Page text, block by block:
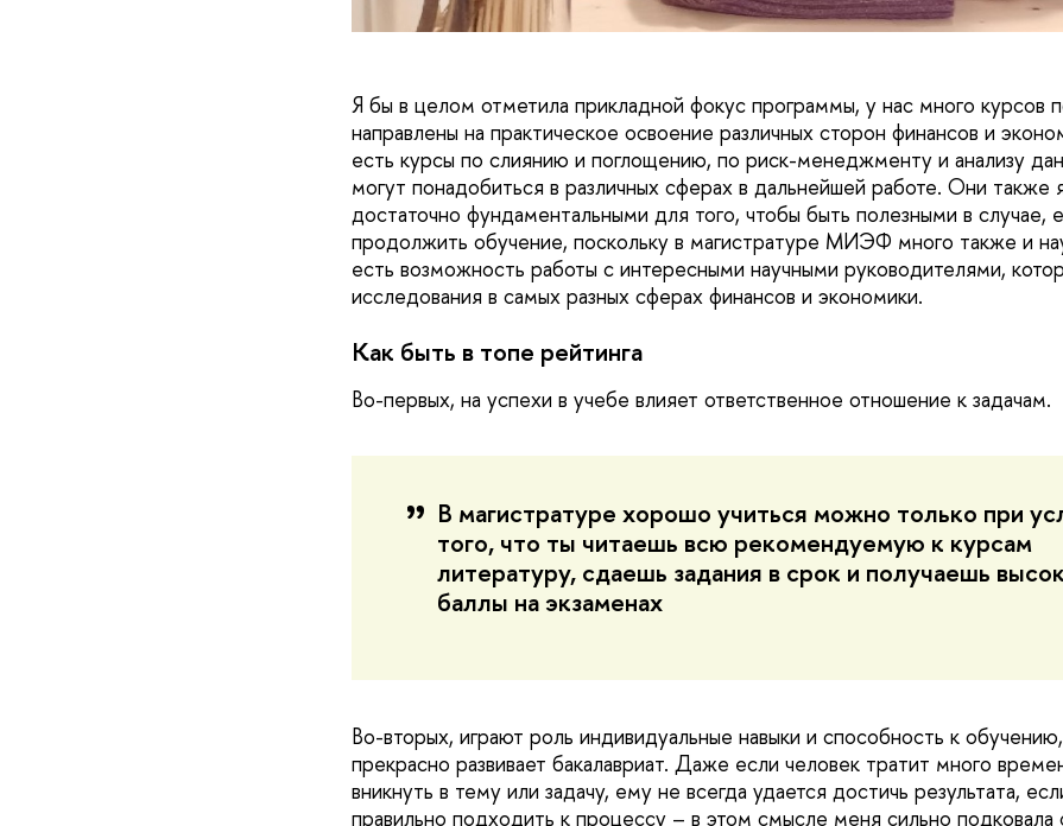
Я бы в целом отметила прикладной фокус программы, у нас много курсов
направлены на практическое освоение различных сторон финансов и
есть курсы по слиянию и поглощению, по риск-менеджменту и анализу
могут понадобиться в различных сферах в дальнейшей работе. Они также
достаточно фундаментальными для того, чтобы быть полезными в случае,
продолжить обучение, поскольку в магистратуре МИЭФ много также и
есть возможность работы с интересными научными руководителями,
исследования в самых разных сферах финансов и экономики.
Как быть в топе рейтинга
Во-первых, на успехи в учебе влияет ответственное отношение к задачам.
В магистратуре хорошо учиться можно только при
того, что ты читаешь всю рекомендуемую к курсам
литературу, сдаешь задания в срок и получаешь
баллы на экзаменах
Во-вторых, играют роль индивидуальные навыки и способность к
прекрасно развивает бакалавриат. Даже если человек тратит много
вникнуть в тему или задачу, ему не всегда удается достичь результата,
правильно подходить к процессу – в этом смысле меня сильно подковала